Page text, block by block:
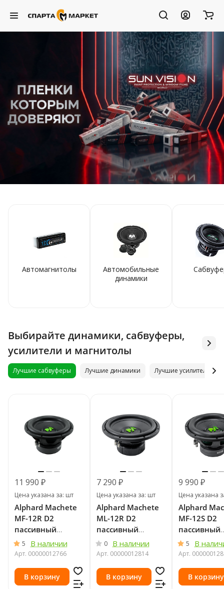
Автомагнитолы
Автомобильные
динамики
Выбирайте динамики, сабвуферы,
усилители и магнитолы
Лучшие сабвуферы Лучшие динамики Лучшие усилители
11 990 ₽
Цена указана за: шт
Alphard Machete
MF-12R D2
пассивный
сабвуфер 2+2
Ohm
5 В наличии
Арт. 00000012766
В корзину
7 290 ₽
Цена указана за: шт
Alphard Machete
ML-12R D2
пассивный
сабвуфер 2+2
Ohm
0 В наличии
Арт. 00000012814
В корзину
9 990 ₽
Цена указана
Alphard
MF-12S D2
пассивный
сабвуфер
Ohm
5 В
Арт.
В корзину